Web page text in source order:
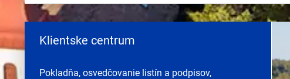
Klientske centrum
Pokladňa, osvedčovanie listín a podpisov,